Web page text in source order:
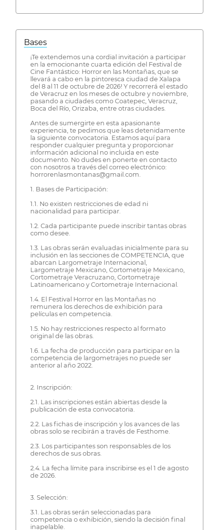
Bases
¡Te extendemos una cordial invitación a participar
en la emocionante cuarta edición del Festival de
Cine Fantástico: Horror en las Montañas, que se
llevará a cabo en la pintoresca ciudad de Xalapa
del 8 al 11 de octubre de 2026! Y recorrerá el estado
de Veracruz en los meses de octubre y noviembre,
pasando a ciudades como Coatepec, Veracruz,
Boca del Río, Orizaba, entre otras ciudades.
Antes de sumergirte en esta apasionante
experiencia, te pedimos que leas detenidamente
la siguiente convocatoria. Estamos aquí para
responder cualquier pregunta y proporcionar
información adicional no incluida en este
documento. No dudes en ponerte en contacto
con nosotros a través del correo electrónico:
horrorenlasmontanas@gmail.com.
1. Bases de Participación:
1.1. No existen restricciones de edad ni
nacionalidad para participar.
1.2. Cada participante puede inscribir tantas obras
como desee.
1.3. Las obras serán evaluadas inicialmente para su
inclusión en las secciones de COMPETENCIA, que
abarcan Largometraje Internacional,
Largometraje Mexicano, Cortometraje Mexicano,
Cortometraje Veracruzano, Cortometraje
Latinoamericano y Cortometraje Internacional.
1.4. El Festival Horror en las Montañas no
remunera los derechos de exhibición para
películas en competencia.
1.5. No hay restricciones respecto al formato
original de las obras.
1.6. La fecha de producción para participar en la
competencia de largometrajes no puede ser
anterior al año 2022.
2. Inscripción:
2.1. Las inscripciones están abiertas desde la
publicación de esta convocatoria.
2.2. Las fichas de inscripción y los avances de las
obras solo se recibirán a través de Festhome.
2.3. Los participantes son responsables de los
derechos de sus obras.
2.4. La fecha límite para inscribirse es el 1 de agosto
de 2026.
3. Selección:
3.1. Las obras serán seleccionadas para
competencia o exhibición, siendo la decisión final
inapelable.